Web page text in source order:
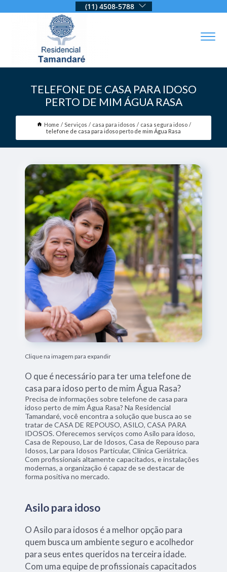
(11) 4508-5788
TELEFONE DE CASA PARA IDOSO
PERTO DE MIM ÁGUA RASA
Home Serviços casa para idosos
casa segura idoso
telefone de casa para idoso perto de mim Água Rasa
Clique na imagem para expandir
O que é necessário para ter uma telefone de
casa para idoso perto de mim Água Rasa?
Precisa de informações sobre telefone de casa para
idoso perto de mim Água Rasa? Na Residencial
Tamandaré, você encontra a solução que busca ao se
tratar de CASA DE REPOUSO, ASILO, CASA PARA
IDOSOS. Oferecemos serviços como Asilo para idoso,
Casa de Repouso, Lar de Idosos, Casa de Repouso para
Idosos, Lar para Idosos Particular, Clínica Geriátrica.
Com profissionais altamente capacitados, e instalações
modernas, a organização é capaz de se destacar de
forma positiva no mercado.
Asilo para idoso
O Asilo para idosos é a melhor opção para
quem busca um ambiente seguro e acolhedor
para seus entes queridos na terceira idade.
Com uma equipe de profissionais capacitados